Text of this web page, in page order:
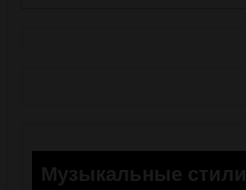
Музыкальные стили